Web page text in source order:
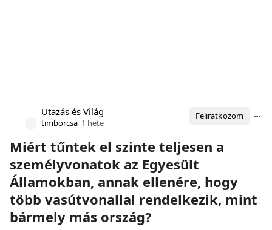
Utazás és Világ
timborcsa 1 hete
Feliratkozom
Miért tűntek el szinte teljesen a
személyvonatok az Egyesült
Államokban, annak ellenére, hogy
több vasútvonallal rendelkezik, mint
bármely más ország?